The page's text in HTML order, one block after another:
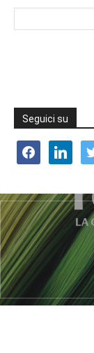
Seguici su
facebooklinkedin